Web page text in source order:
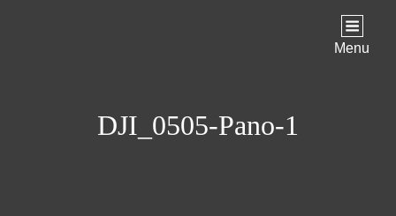
Menu
DJI_0505-Pano-1